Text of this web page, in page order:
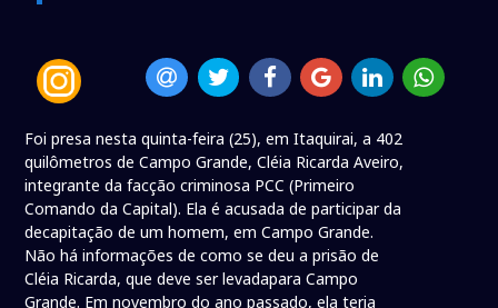
Foi presa nesta quinta-feira (25), em Itaquirai, a 402
quilômetros de Campo Grande, Cléia Ricarda Aveiro,
integrante da facção criminosa PCC (Primeiro
Comando da Capital). Ela é acusada de participar da
decapitação de um homem, em Campo Grande.
Não há informações de como se deu a prisão de
Cléia Ricarda, que deve ser levadapara Campo
Grande. Em novembro do ano passado, ela teria